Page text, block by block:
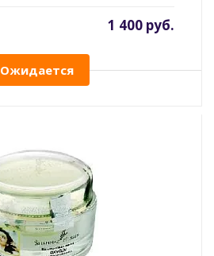
1 400 руб.
Ожидается